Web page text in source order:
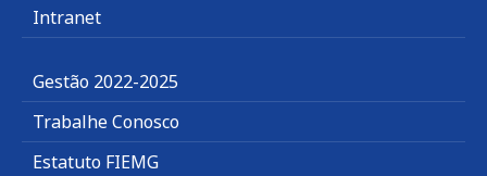
Intranet
Gestão 2022-2025
Trabalhe Conosco
Estatuto FIEMG